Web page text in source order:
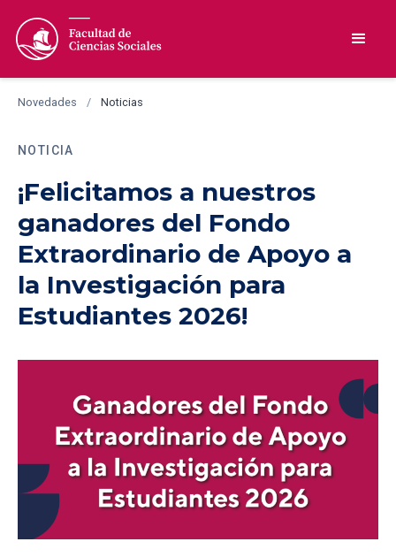
Novedades / Noticias
NOTICIA
¡Felicitamos a nuestros
ganadores del Fondo
Extraordinario de Apoyo a
la Investigación para
Estudiantes 2026!